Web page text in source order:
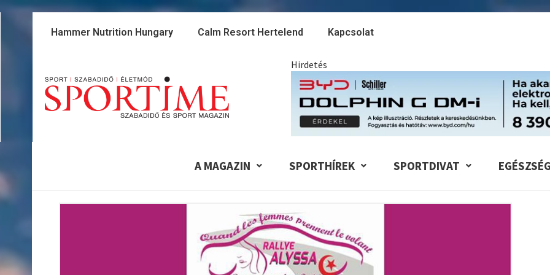
Skip
Hammer Nutrition Hungary Calm Resort Hertelend Kapcsolat
Hirdetés
A MAGAZIN SPORTHÍREK SPORTDIVAT EGÉSZSÉG